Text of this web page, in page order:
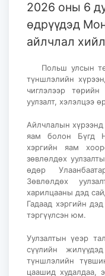
2026 оны 6
өдрүүдэд
айлчлал
Польш улсын
түншлэлийн
чиглэлээр төрийн
уулзалт, хэлэлцээ
Айлчлалын
яам болон Бүгд
хэргийн яам
зөвлөлдөх
өдөр
Зөвлөлдөх
харилцааны дэд
Гадаад хэргийн
тэргүүлсэн юм.
Уулзалтын үеэр
сүүлийн
түншлэлийн
цаашид худалдаа,